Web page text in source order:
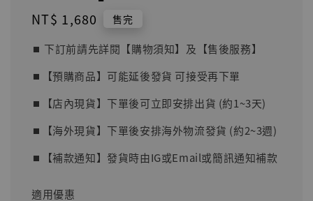
Regular
NT$ 1,680 售完
⏹︎ 下訂前請先詳閱【購物須知】及【售後服務】
⏹︎【預購商品】可能延後發貨 可接受再下單
⏹︎【店內現貨】下單後可立即安排出貨 (約1~3天)
⏹︎【海外現貨】下單後安排海外物流發貨 (約2~3週)
⏹︎【補款通知】發貨時由IG或Email或簡訊通知補款
適用優惠